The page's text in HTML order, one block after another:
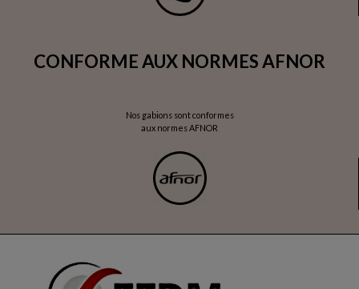
CONFORME AUX NORMES AFNOR
Nos gabions sont conformes
aux normes AFNOR